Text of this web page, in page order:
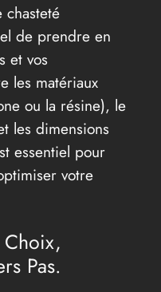
de prendre en
et vos
les matériaux
ou la résine), le
les dimensions
essentiel pour
votre
Pas.